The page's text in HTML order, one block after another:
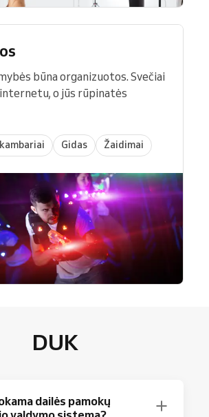
būna organizuotos. Svečiai
o jūs rūpinatės
Gidas Žaidimai
DUK
dailės pamokų